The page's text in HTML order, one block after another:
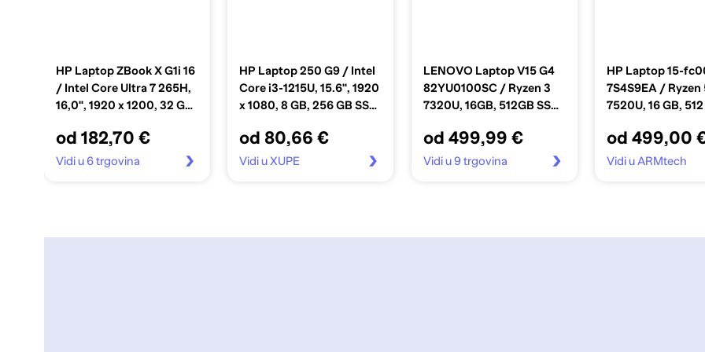
HP Laptop ZBook X G1i 16
/ Intel Core Ultra 7 265H,
16,0", 1920 x 1200, 32 GB,
11 Pro, siva
od 182,70 €
Vidi u 6 trgovina
HP Laptop 250 G9 / Intel
Core i3-1215U, 15.6", 1920
x 1080, 8 GB, 256 GB SSD,
od 80,66 €
Vidi u XUPE
LENOVO Laptop V15 G4
82YU0100SC / Ryzen 3
7320U, 16GB, 512GB SSD,
15.6" FHD TN, bez OS, crni
od 499,99 €
Vidi u 9 trgovina
HP Laptop 15-
7S4S9EA / Ryzen
7520U, 16 GB,
Graphics, 15.6"
bez OS, srebrni
od 499,00
Vidi u ARMtech